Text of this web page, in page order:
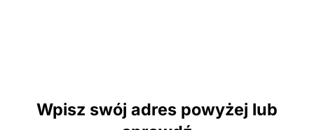
Wpisz swój adres powyżej lub